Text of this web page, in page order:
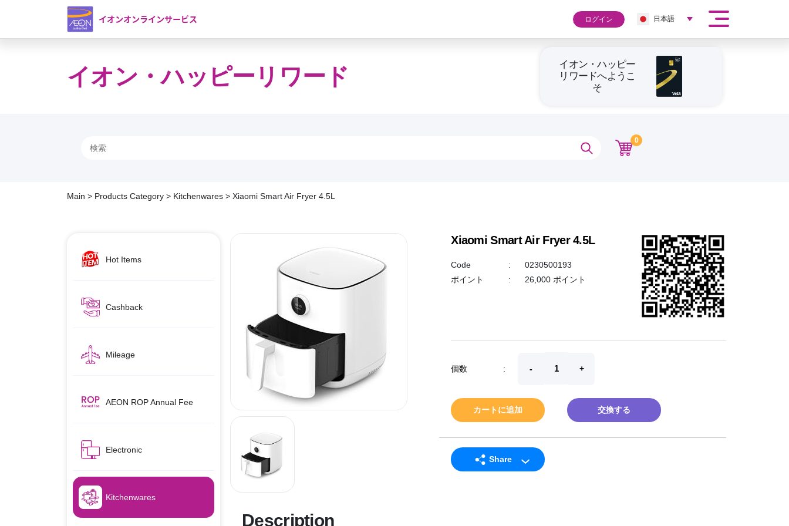
イオンオンラインサービス ログイン 日本語
イオン・ハッピーリワード
イオン・ハッピー
リワードへようこ
そ
0
Main > Products Category > Kitchenwares > Xiaomi Smart Air Fryer 4.5L
Hot Items
Cashback
Mileage
AEON ROP Annual Fee
Electronic
Kitchenwares
Xiaomi Smart Air Fryer 4.5L
Code :
0230500193
ポイント
: 26,000 ポイント
個数 :
カートに追加 交換する
Share
Description